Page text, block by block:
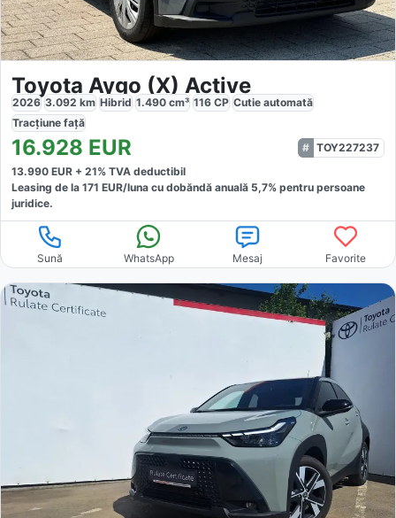
Toyota Aygo (X) Active
2026 3.092 km Hibrid 1.490 cm³ 116 CP Cutie automată
Tracțiune față
16.928 EUR
TOY227237
13.990 EUR + 21% TVA deductibil
Leasing de la 171 EUR/luna cu dobăndă anuală 5,7% pentru persoane
juridice.
Sună WhatsApp Mesaj Favorite